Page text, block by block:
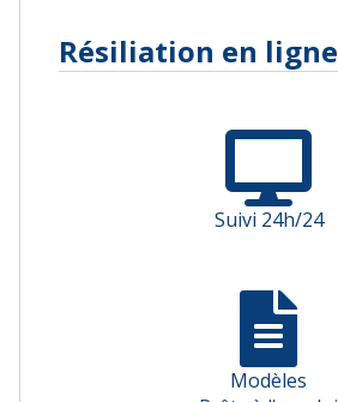
Résiliation en ligne
Suivi 24h/24
Modèles